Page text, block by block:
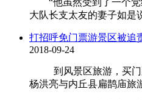
大队长支太友的妻子如
打招呼免门票游景区被
2018-09-24
到风景区旅游，买门票
杨洪亮与内丘县扁鹊庙旅